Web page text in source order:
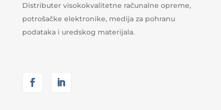
Distributer visokokvalitetne računalne opreme,
potrošačke elektronike, medija za pohranu
podataka i uredskog materijala.